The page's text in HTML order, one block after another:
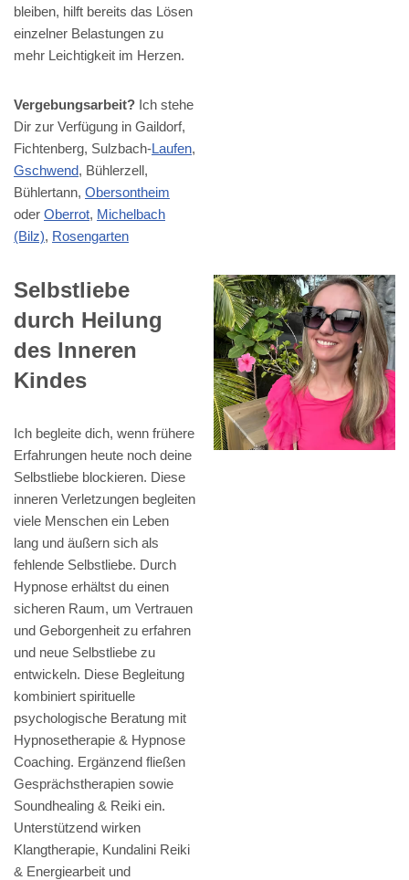
bleiben, hilft bereits das Lösen
einzelner Belastungen zu
mehr Leichtigkeit im Herzen.
Vergebungsarbeit? Ich stehe
Dir zur Verfügung in Gaildorf,
Fichtenberg, Sulzbach-Laufen,
Gschwend, Bühlerzell,
Bühlertann, Obersontheim
oder Oberrot, Michelbach
(Bilz), Rosengarten
Selbstliebe
durch Heilung
des Inneren
Kindes
Ich begleite dich, wenn frühere
Erfahrungen heute noch deine
Selbstliebe blockieren. Diese
inneren Verletzungen begleiten
viele Menschen ein Leben
lang und äußern sich als
fehlende Selbstliebe. Durch
Hypnose erhältst du einen
sicheren Raum, um Vertrauen
und Geborgenheit zu erfahren
und neue Selbstliebe zu
entwickeln. Diese Begleitung
kombiniert spirituelle
psychologische Beratung mit
Hypnosetherapie & Hypnose
Coaching. Ergänzend fließen
Gesprächstherapien sowie
Soundhealing & Reiki ein.
Unterstützend wirken
Klangtherapie, Kundalini Reiki
& Energiearbeit und